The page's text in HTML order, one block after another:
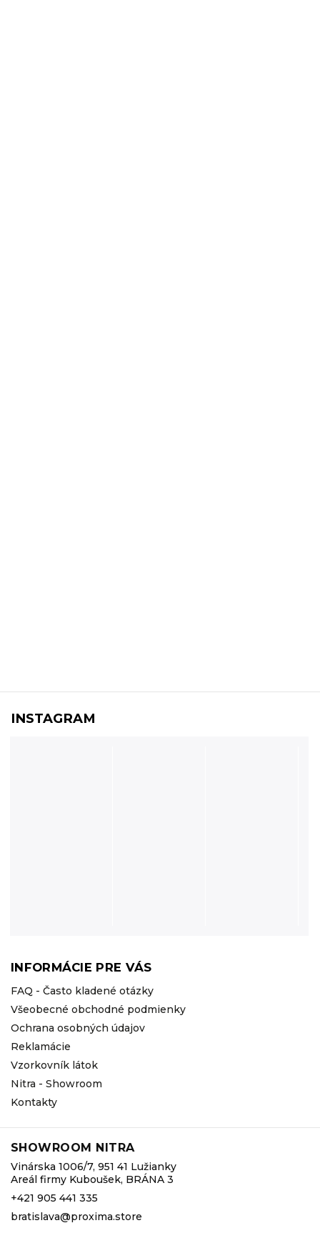
INFORMÁCIE PRE VÁS
FAQ - Často kladené otázky
Všeobecné obchodné podmienky
Ochrana osobných údajov
Reklamácie
Vzorkovník látok
Nitra - Showroom
Kontakty
SHOWROOM NITRA
Vinárska 1006/7, 951 41 Lužianky
Areál firmy Kuboušek, BRÁNA 3
+421 905 441 335
bratislava@proxima.store
INSTAGRAM